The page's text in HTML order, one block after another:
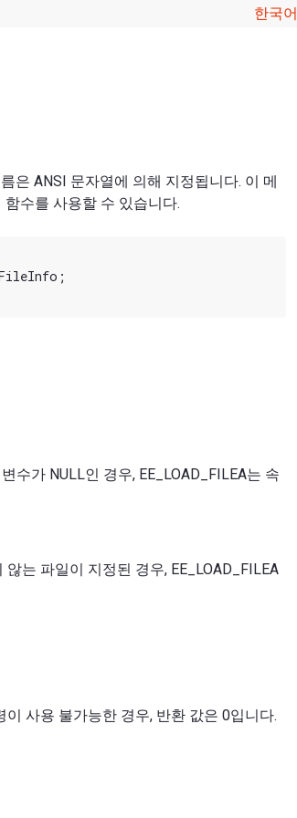
한국어
은 ANSI 문자열에 의해 지정됩니다. 이 메
함수를 사용할 수 있습니다.
수가 NULL인 경우, EE_LOAD_FILEA는 속
는 파일이 지정된 경우, EE_LOAD_FILEA
사용 불가능한 경우, 반환 값은 0입니다.